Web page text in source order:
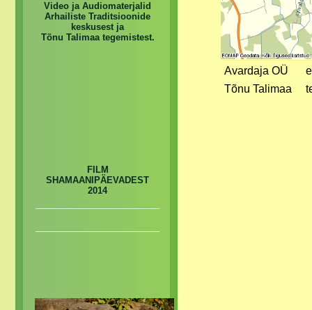
Avardaja OÜ
Tõnu Talimaa
Video ja Audiomaterjalid
Arhailiste Traditsioonide
keskusest ja
Tõnu Talimaa tegemistest.
FILM
SHAMAANIPÄEVADEST
2014